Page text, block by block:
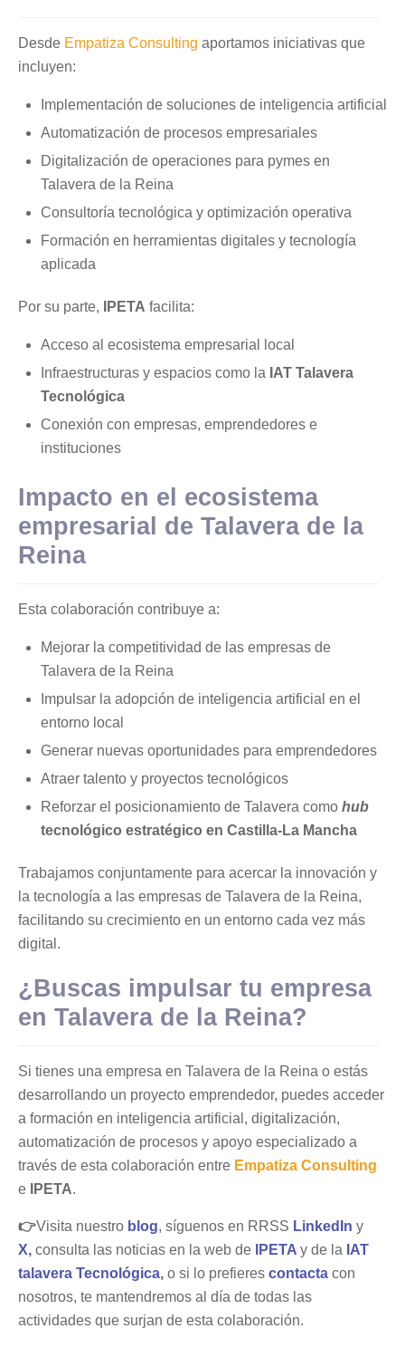
Desde Empatiza Consulting aportamos iniciativas que
incluyen:
Implementación de soluciones de inteligencia artificial
Automatización de procesos empresariales
Digitalización de operaciones para pymes en
Talavera de la Reina
Consultoría tecnológica y optimización operativa
Formación en herramientas digitales y tecnología
aplicada
Por su parte, IPETA facilita:
Acceso al ecosistema empresarial local
Infraestructuras y espacios como la IAT Talavera
Tecnológica
Conexión con empresas, emprendedores e
instituciones
Impacto en el ecosistema
empresarial de Talavera de la
Reina
Esta colaboración contribuye a:
Mejorar la competitividad de las empresas de
Talavera de la Reina
Impulsar la adopción de inteligencia artificial en el
entorno local
Generar nuevas oportunidades para emprendedores
Atraer talento y proyectos tecnológicos
Reforzar el posicionamiento de Talavera como hub
tecnológico estratégico en Castilla-La Mancha
Trabajamos conjuntamente para acercar la innovación y
la tecnología a las empresas de Talavera de la Reina,
facilitando su crecimiento en un entorno cada vez más
digital.
¿Buscas impulsar tu empresa
en Talavera de la Reina?
Si tienes una empresa en Talavera de la Reina o estás
desarrollando un proyecto emprendedor, puedes acceder
a formación en inteligencia artificial, digitalización,
automatización de procesos y apoyo especializado a
través de esta colaboración entre Empatiza Consulting
e
IPETA.
👉Visita nuestro blog, síguenos en RRSS LinkedIn y
X, consulta las noticias en la web de IPETA y de la IAT
talavera Tecnológica, o si lo prefieres contacta con
nosotros, te mantendremos al día de todas las
actividades que surjan de esta colaboración.